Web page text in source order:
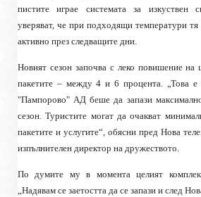
пистите играе системата за изкуствен
уверяват, че при подходящи температури
активно през следващите дни.
Новият сезон започва с леко повишение на
пакетите – между 4 и 6 процента. „Това е
"Пампорово" АД беше да запази
сезон. Туристите могат да очакват
пакетите и услугите“, обясни пред Нова
изпълнителен директор на дружеството.
По думите му в момента целият
„Надявам се заетостта да се запази и след